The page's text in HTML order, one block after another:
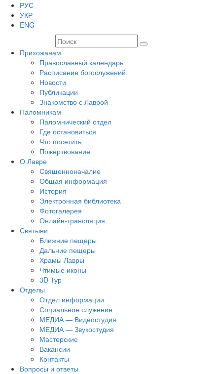
РУС
УКР
ENG
Прихожанам
Православный календарь
Расписание богослужений
Новости
Публикации
Знакомство с Лаврой
Паломникам
Паломнический отдел
Где остановиться
Что посетить
Пожертвование
О Лавре
Священноначалие
Общая информация
История
Электронная библиотека
Фотогалерея
Онлайн-трансляция
Святыни
Ближние пещеры
Дальние пещеры
Храмы Лавры
Чтимые иконы
3D Тур
Отделы
Отдел информации
Социальное служение
МЕДИА — Видеостудия
МЕДИА — Звукостудия
Мастерские
Вакансии
Контакты
Вопросы и ответы